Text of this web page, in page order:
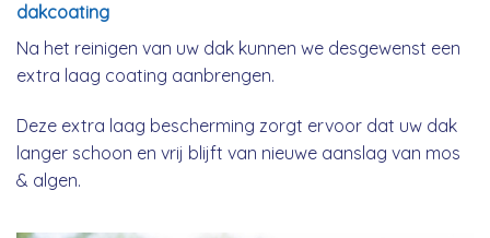
dakcoating
Na het reinigen van uw dak kunnen we desgewenst een
extra laag coating aanbrengen.
Deze extra laag bescherming zorgt ervoor dat uw dak
langer schoon en vrij blijft van nieuwe aanslag van mos
& algen.